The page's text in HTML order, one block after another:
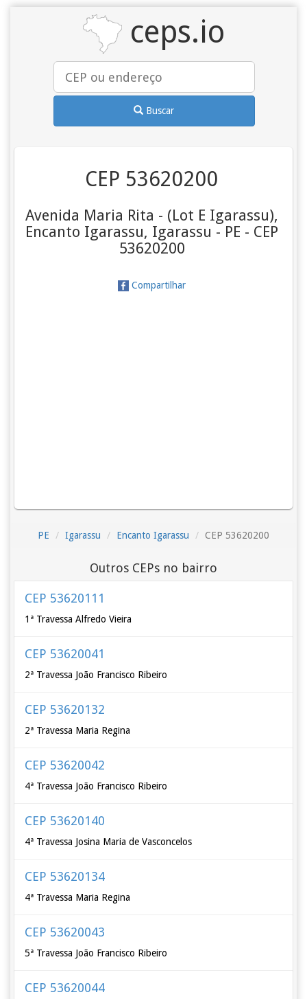
ceps.io
Buscar
CEP 53620200
Avenida Maria Rita - (Lot E Igarassu),
Encanto Igarassu, Igarassu - PE - CEP
53620200
Compartilhar
PE Igarassu Encanto Igarassu CEP 53620200
Outros CEPs no bairro
CEP 53620111
1ª Travessa Alfredo Vieira
CEP 53620041
2ª Travessa João Francisco Ribeiro
CEP 53620132
2ª Travessa Maria Regina
CEP 53620042
4ª Travessa João Francisco Ribeiro
CEP 53620140
4ª Travessa Josina Maria de Vasconcelos
CEP 53620134
4ª Travessa Maria Regina
CEP 53620043
5ª Travessa João Francisco Ribeiro
CEP 53620044